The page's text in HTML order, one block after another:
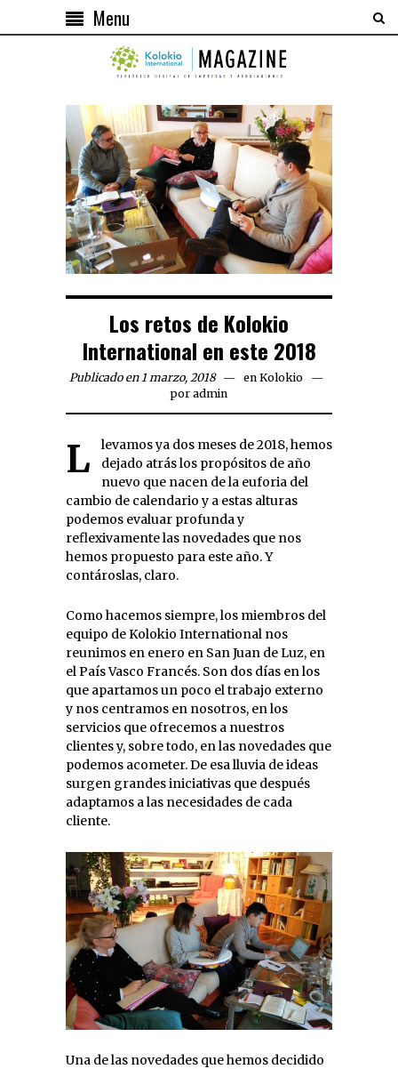
Menu
Los retos de Kolokio
International en este 2018
Publicado en 1 marzo, 2018 en Kolokio
por admin
Llevamos ya dos meses de 2018, hemos
dejado atrás los propósitos de año
nuevo que nacen de la euforia del
cambio de calendario y a estas alturas
podemos evaluar profunda y
reflexivamente las novedades que nos
hemos propuesto para este año. Y
contároslas, claro.
Como hacemos siempre, los miembros del
equipo de Kolokio International nos
reunimos en enero en San Juan de Luz, en
el País Vasco Francés. Son dos días en los
que apartamos un poco el trabajo externo
y nos centramos en nosotros, en los
servicios que ofrecemos a nuestros
clientes y, sobre todo, en las novedades que
podemos acometer. De esa lluvia de ideas
surgen grandes iniciativas que después
adaptamos a las necesidades de cada
cliente.
Una de las novedades que hemos decidido